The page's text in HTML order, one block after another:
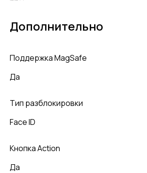
Дополнительно
Поддержка MagSafe
Да
Тип разблокировки
Face ID
Кнопка Action
Да